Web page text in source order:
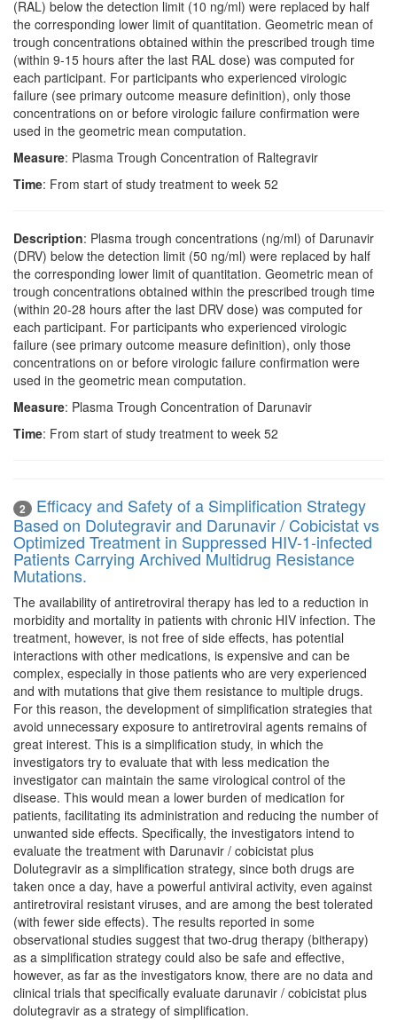
(RAL) below the detection limit (10 ng/ml) were replaced by half
the corresponding lower limit of quantitation. Geometric mean of
trough concentrations obtained within the prescribed trough time
(within 9-15 hours after the last RAL dose) was computed for
each participant. For participants who experienced virologic
failure (see primary outcome measure definition), only those
concentrations on or before virologic failure confirmation were
used in the geometric mean computation.
Measure: Plasma Trough Concentration of Raltegravir
Time: From start of study treatment to week 52
Description: Plasma trough concentrations (ng/ml) of Darunavir
(DRV) below the detection limit (50 ng/ml) were replaced by half
the corresponding lower limit of quantitation. Geometric mean of
trough concentrations obtained within the prescribed trough time
(within 20-28 hours after the last DRV dose) was computed for
each participant. For participants who experienced virologic
failure (see primary outcome measure definition), only those
concentrations on or before virologic failure confirmation were
used in the geometric mean computation.
Measure: Plasma Trough Concentration of Darunavir
Time: From start of study treatment to week 52
2
Efficacy and Safety of a Simplification Strategy
Based on Dolutegravir and Darunavir / Cobicistat vs
Optimized Treatment in Suppressed HIV-1-infected
Patients Carrying Archived Multidrug Resistance
Mutations.
The availability of antiretroviral therapy has led to a reduction in
morbidity and mortality in patients with chronic HIV infection. The
treatment, however, is not free of side effects, has potential
interactions with other medications, is expensive and can be
complex, especially in those patients who are very experienced
and with mutations that give them resistance to multiple drugs.
For this reason, the development of simplification strategies that
avoid unnecessary exposure to antiretroviral agents remains of
great interest. This is a simplification study, in which the
investigators try to evaluate that with less medication the
investigator can maintain the same virological control of the
disease. This would mean a lower burden of medication for
patients, facilitating its administration and reducing the number of
unwanted side effects. Specifically, the investigators intend to
evaluate the treatment with Darunavir / cobicistat plus
Dolutegravir as a simplification strategy, since both drugs are
taken once a day, have a powerful antiviral activity, even against
antiretroviral resistant viruses, and are among the best tolerated
(with fewer side effects). The results reported in some
observational studies suggest that two-drug therapy (bitherapy)
as a simplification strategy could also be safe and effective,
however, as far as the investigators know, there are no data and
clinical trials that specifically evaluate darunavir / cobicistat plus
dolutegravir as a strategy of simplification.